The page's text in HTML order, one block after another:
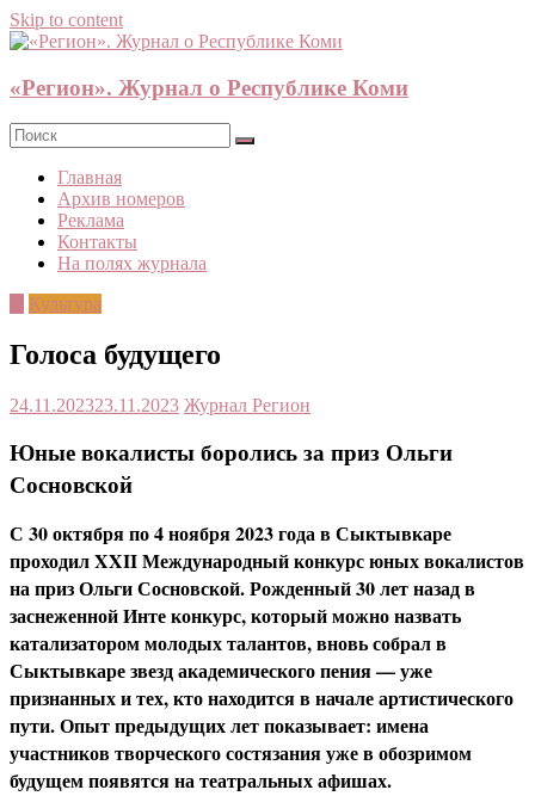
Skip to content
«Регион». Журнал о Республике Коми
Главная
Архив номеров
Реклама
Контакты
На полях журнала
Культура
Голоса будущего
24.11.202323.11.2023 Журнал Регион
Юные вокалисты боролись за приз Ольги
Сосновской
С 30 октября по 4 ноября 2023 года в Сыктывкаре
проходил XXII Международный конкурс юных вокалистов
на приз Ольги Сосновской. Рожденный 30 лет назад в
заснеженной Инте конкурс, который можно назвать
катализатором молодых талантов, вновь собрал в
Сыктывкаре звезд академического пения — уже
признанных и тех, кто находится в начале артистического
пути. Опыт предыдущих лет показывает: имена
участников творческого состязания уже в обозримом
будущем появятся на театральных афишах.